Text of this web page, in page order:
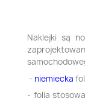
Naklejki są
- niemiecka
- folia